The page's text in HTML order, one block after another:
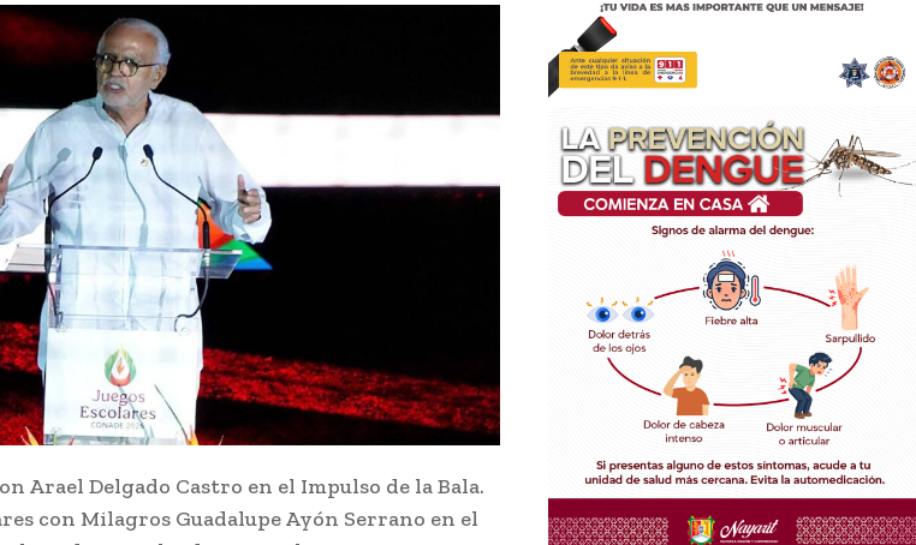
Arael Delgado Castro en el Impulso de la Bala.
con Milagros Guadalupe Ayón Serrano en el